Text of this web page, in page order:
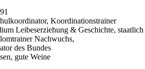
Koordinationstrainer
Leibeserziehung & Geschichte, staatlich
Nachwuchs,
des Bundes
gute Weine